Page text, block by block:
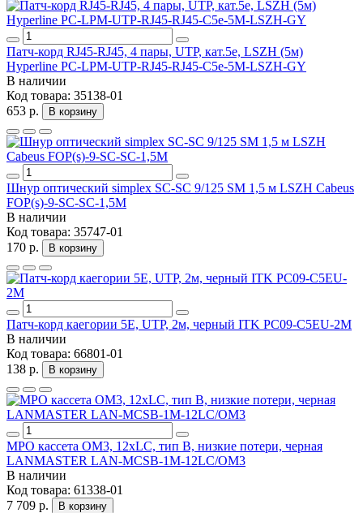
Патч-корд RJ45-RJ45, 4 пары, UTP, кат.5е, LSZH (5м)
Hyperline PC-LPM-UTP-RJ45-RJ45-C5e-5M-LSZH-GY
В наличии
Код товара: 35138-01
653 р.
В корзину
Шнур оптический simplex SC-SC 9/125 SM 1,5 м LSZH Cabeus
FOP(s)-9-SC-SC-1,5M
В наличии
Код товара: 35747-01
170 р.
В корзину
Патч-корд каегории 5Е, UTP, 2м, черный ITK PC09-C5EU-2M
В наличии
Код товара: 66801-01
138 р.
В корзину
MPO кассета OM3, 12xLC, тип B, низкие потери, черная
LANMASTER LAN-MCSB-1M-12LC/OM3
В наличии
Код товара: 61338-01
7 709 р.
В корзину